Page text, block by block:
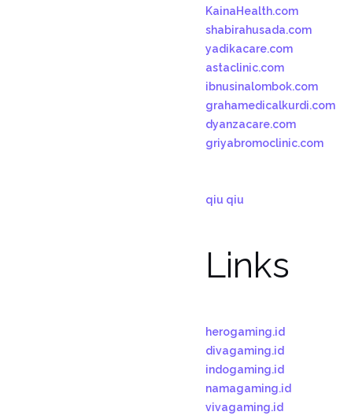
KainaHealth.com
shabirahusada.com
yadikacare.com
astaclinic.com
ibnusinalombok.com
grahamedicalkurdi.com
dyanzacare.com
griyabromoclinic.com
qiu qiu
Links
herogaming.id
divagaming.id
indogaming.id
namagaming.id
vivagaming.id